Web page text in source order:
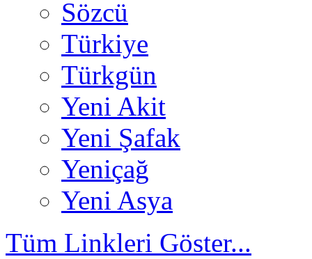
Sözcü
Türkiye
Türkgün
Yeni Akit
Yeni Şafak
Yeniçağ
Yeni Asya
Tüm Linkleri Göster...